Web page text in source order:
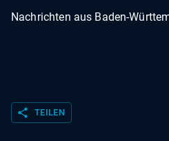
Nachrichten aus Baden-
share TEILEN